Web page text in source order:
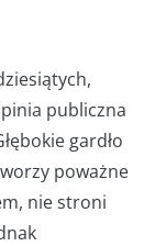
publiczna
gardło
poważne
nie stroni